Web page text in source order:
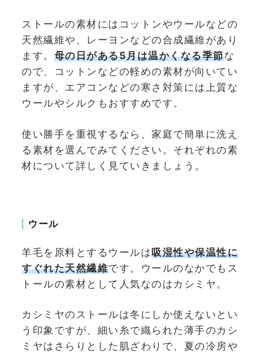
ストールの素材にはコットンやウールなどの
天然繊維や、レーヨンなどの合成繊維があり
ます。 母の日がある5月は温かくなる季節な
ので、コットンなどの軽めの素材が向いてい
ますが、エアコンなどの寒さ対策には上質な
ウールやシルクもおすすめです。
使い勝手を重視するなら、家庭で簡単に洗え
る素材を選んでみてください。それぞれの素
材について詳しく見ていきましょう。
ウール
羊毛を原料とするウールは吸湿性や保温性に
すぐれた天然繊維です。ウールのなかでもス
トールの素材として人気なのはカシミヤ。
カシミヤのストールは冬にしか使えないとい
う印象ですが、細い糸で織られた薄手のカシ
ミヤはさらりとした肌ざわりで、夏の冷房や